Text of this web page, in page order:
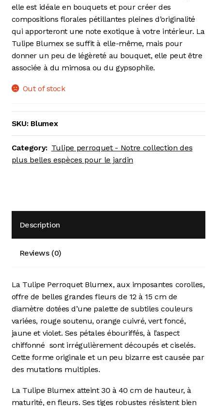
elle est idéale en bouquets et pour créer des
compositions florales pétillantes pleines d’originalité
qui apporteront une note exotique à votre intérieur. La
Tulipe Blumex se suffit à elle-même, mais pour
donner un peu de légèreté au bouquet, elle peut être
associée à du mimosa ou du gypsophile.
Out of stock
SKU: Blumex
Category: Tulipe perroquet - Notre collection des
plus belles espèces pour le jardin
Description
Reviews (0)
La Tulipe Perroquet Blumex, aux imposantes corolles,
offre de belles grandes fleurs de 12 à 15 cm de
diamètre dotées d’une palette de subtiles couleurs
variées, rouge soutenu, orange cuivré, vert foncé,
jaune et violet. Ses pétales ébouriffés, à l’aspect
chiffonné sont irrégulièrement découpés et ciselés.
Cette forme originale et un peu bizarre est causée par
des mutations multiples.
La Tulipe Blumex atteint 30 à 40 cm de hauteur, à
maturité, en fleurs. Ses tiges robustes résistent bien